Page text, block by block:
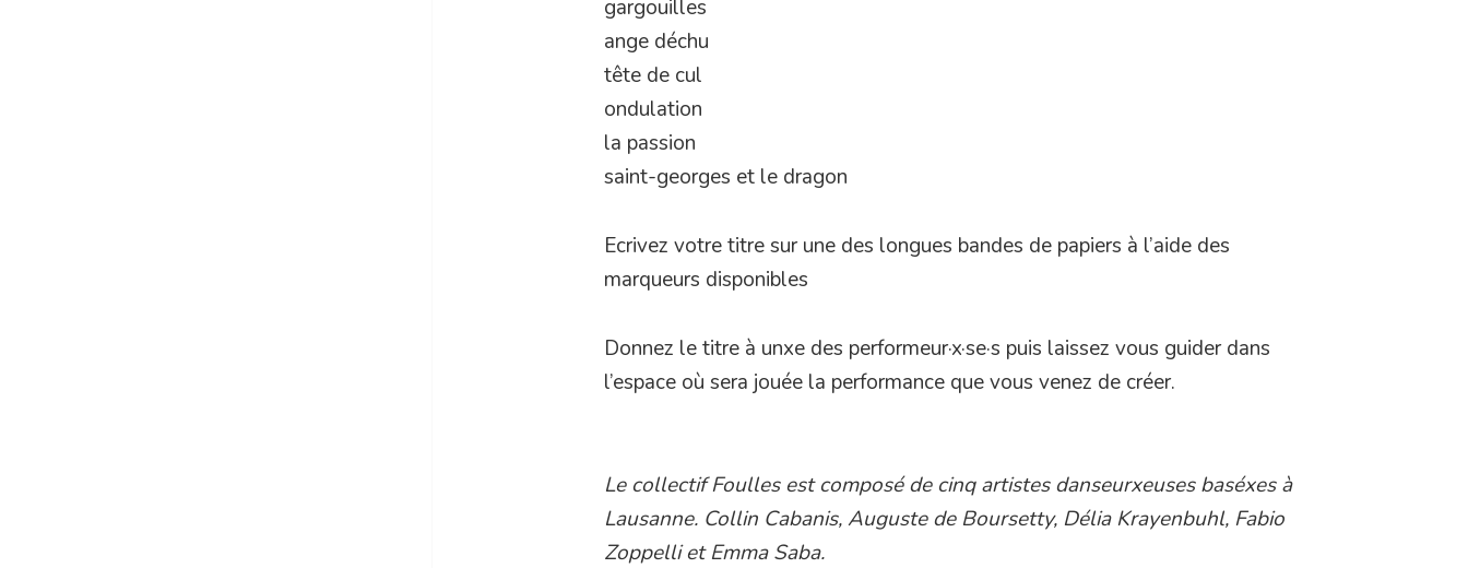
gargouilles
ange déchu
tête de cul
ondulation
la passion
saint-georges et le dragon
Ecrivez votre titre sur une des longues bandes de papiers à l’aide des
marqueurs disponibles
Donnez le titre à unxe des performeur·x·se·s puis laissez vous guider dans
l’espace où sera jouée la performance que vous venez de créer.
Le collectif Foulles est composé de cinq artistes danseurxeuses baséxes à
Lausanne. Collin Cabanis, Auguste de Boursetty, Délia Krayenbuhl, Fabio
Zoppelli et Emma Saba.